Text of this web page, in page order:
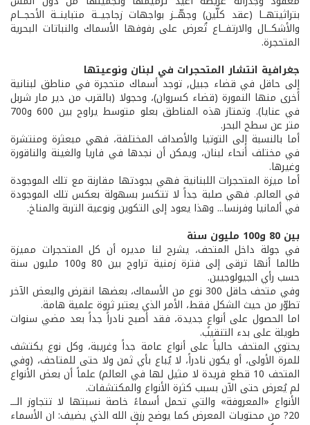
بتراثيتهــا (عقد كلّين) وجهّــز بواجهات زجاجيــة متباينــة الأحجــام
والأشكــال والارتفــاع تُعرض على رفوفها الأسماك والنباتات البحرية
المتحجرة.
جغرافية انتشار المتحجرات في لبنان ونوعيتها
إلى حاقل في قضاء جبيل, توجد أسماك متحجرة في مناطق لبنانية
أخرى منها النمورة (قضاء كسروان)، وحجولا (بالقرب من دير مار شربل
في عنايا). وتمتاز هذه المناطق بعلو متوسط يراوح بين 600 و700
متر عن سطح البحر.
أما بالنسبة إلى التوتيا والأصداف المختلفة، فهي مبعثرة ومنتشرة
في مختلف أنحاء لبنان، ويمكن أن نجدها في فاريا والغينة والناقورة
وغيرها.
أما ميزة المتحجرات اللبنانية فهي بجودتها مقارنة مع تلك الموجودة
في العالم. فهي صلبة جداً لا تتكسر بسهولة بعكس تلك الموجودة
في ألمانيا وفرنسا... وهذا يعود إلى التكوين ونوعية التربة والمناخ.
بين 80 و100 مليون سنة
في جولة داخل المتحف، يشرح لنا مديره أن كل المتحجرات مميزة
طالما أنها ترقى إلى فترة زمنية تراوح بين 80 و100 مليون سنة
حسب رأي الجيولوجيين.
وفي متحف حاقل 300 نوع من الأسماك، بعضها انقرض والبعض الآخر
تطوّر من حيث الشكل فقط، الأمر الذي يعتبر ثروة علمية هامة.
اما الحصول على أنواعٍ جديدة، فقد أصبح نادراً جداً بعد مضي سنوات
طويلة على بدء التنقيب.
يحتوي المتحف حالياً على أنواع عامة جداً وغريبة، وكل نوع يكتشف
للمرة الأولى، أو يكون نادراً، لا يُباع بأي ثمن ولا حتى للمتاحف، (وفي
المتحف 10 قطع فريدة لا مثيل لها في العالم) علماً أن بعض الأنواع
لم يُعرض حتى الآن بسبب كثرة الأنواع والمكتشفات.
الأنواع «المعروفة» والتي تحمل أسماءً خاصة نسبتها لا تتجاوز الـــ
20? من محتويات المعرض كما يوضح رزق الله الذي يضيف: ان الأسماء